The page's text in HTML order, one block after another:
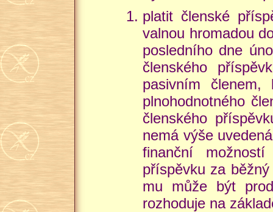
platit členské
valnou hromadou
posledního dne
členského
pasivním
plnohodnotného
členského
nemá výše
finanční
příspěvku za
mu může být
rozhoduje na